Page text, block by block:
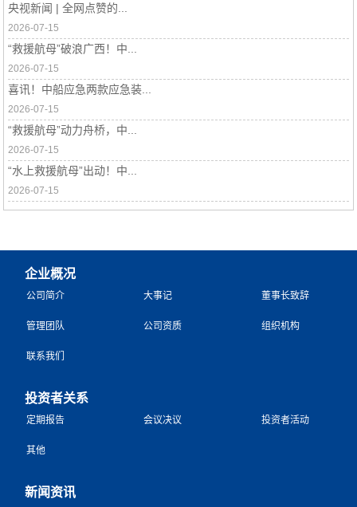
央视新闻 | 全网点赞的...
2026-07-15
“救援航母”破浪广西！中...
2026-07-15
喜讯！中船应急两款应急装...
2026-07-15
“救援航母”动力舟桥，中...
2026-07-15
“水上救援航母”出动！中...
2026-07-15
企业概况
公司简介 大事记 董事长致辞
管理团队 公司资质 组织机构
联系我们
投资者关系
定期报告 会议决议 投资者活动
其他
新闻资讯